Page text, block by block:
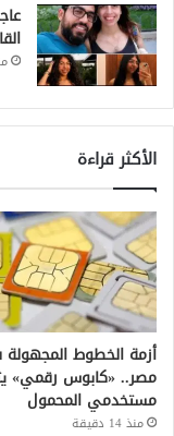
الأكثر قراءة
أزمة الخطوط
مصر.. «كابوس رقمي»
مستخدمي المحمول
منذ 14 دقيقة